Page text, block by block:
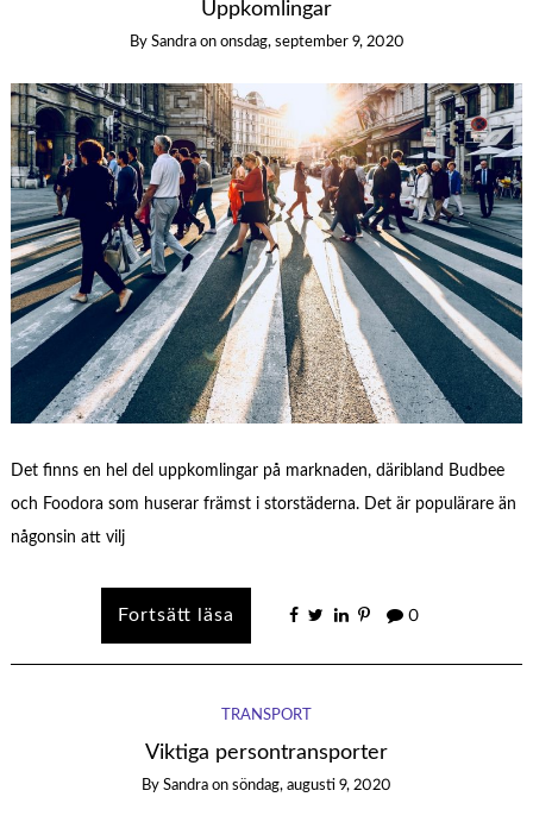
Uppkomlingar
By Sandra on onsdag, september 9, 2020
Det finns en hel del uppkomlingar på marknaden, däribland Budbee
och Foodora som huserar främst i storstäderna. Det är populärare än
någonsin att vilj
0
TRANSPORT
Viktiga persontransporter
By Sandra on söndag, augusti 9, 2020